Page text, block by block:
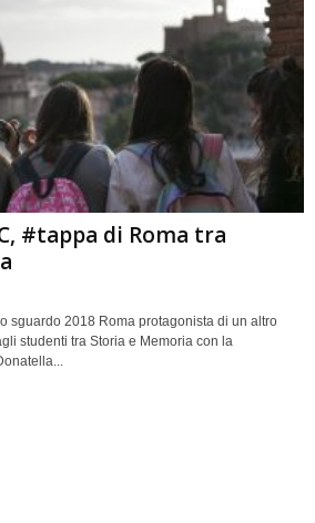
#tappa di Roma tra
sguardo 2018 Roma protagonista di un altro
studenti tra Storia e Memoria con la